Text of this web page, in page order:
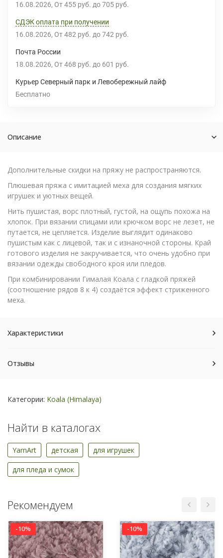
16.08.2026 От 455 руб. до 705 руб.
СДЭК оплата при получении
16.08.2026 От 482 руб. до 742 руб.
Почта России
18.08.2026 От 468 руб. до 601 руб.
Курьер Северный парк и Левобережный лайф
Бесплатно
Описание
Дополнительные скидки на пряжу не распространяются.
Плюшевая пряжа с имитацией меха для создания мягких
игрушек и уютных вещей.
Нить пушистая, ворс плотный, густой, на ощупь похожа на
хлопок. При вязании спицами или крючком ворс не лезет, не
путается, не цепляется. Изделие выглядит одинаково
пушистым как с лицевой, так и с изнаночной стороны. Край
готового изделия не закручивается, что очень удобно при
вязании одежды свободного кроя или пледов.
При комбинировании Гималая Коала с гладкой пряжей
(соотношение рядов 8 к 4) создаётся эффект стриженного
меха.
Характеристики
Отзывы
Категории: Koala (Himalaya)
Найти в каталогах
YarnArt детская для игрушек
для пледа и сумок
Рекомендуем
-10% -10%